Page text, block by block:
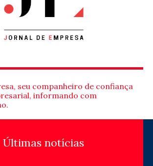
seu companheiro de confiança
informando com
Últimas notícias